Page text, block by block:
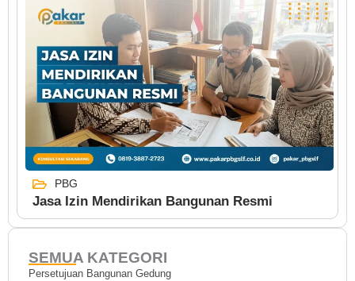
PBG
Jasa Izin Mendirikan Bangunan Resmi
SEMUA KATEGORI
Persetujuan Bangunan Gedung